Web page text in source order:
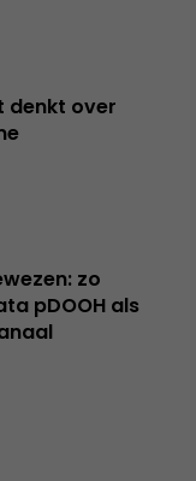
denkt over
zo
pDOOH als